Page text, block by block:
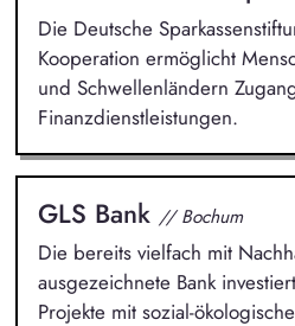
Die Deutsche
Kooperation ermöglicht
und Schwellenländern
Finanzdienstleistungen.
GLS Bank // Bochum
Die bereits vielfach mit
ausgezeichnete Bank
Projekte mit sozial-